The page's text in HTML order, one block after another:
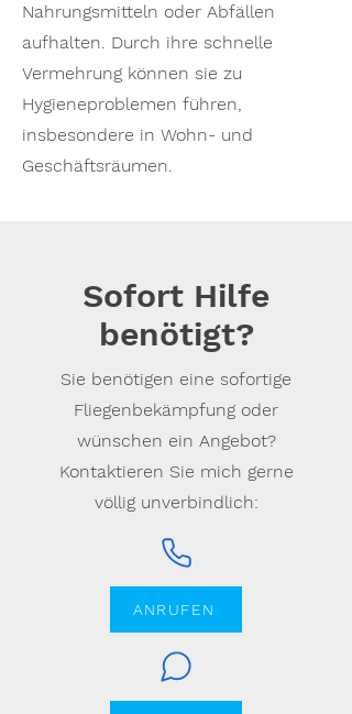
Nahrungsmitteln oder Abfällen
aufhalten. Durch ihre schnelle
Vermehrung können sie zu
Hygieneproblemen führen,
insbesondere in Wohn- und
Geschäftsräumen.
Sofort Hilfe
benötigt?
Sie benötigen eine sofortige
Fliegenbekämpfung oder
wünschen ein Angebot?
Kontaktieren Sie mich gerne
völlig unverbindlich:
ANRUFEN